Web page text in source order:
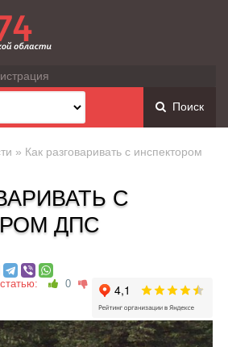
Поиск
» Как разговаривать с инспектором
С
ДПС
0